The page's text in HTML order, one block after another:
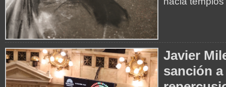
Javier
sanción